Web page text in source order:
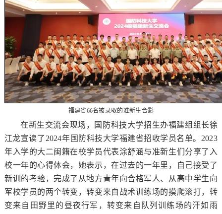
福建省66名被录取的准新生合影
在新生交流会现场，国防科技大学招生办福建组组长徐
江龙宣读了2024年国防科技大学福建省招收学员名单。2023
年入学的大二闽籍在校学员代表涂舒涵与准新生们分享了入
校一年的心得体会，她表示，在过去的一年里，自己接受了
新训的考验，完成了从地方青年向合格军人、从高中学生向
军校学员的两个转变，转变来自战术训练场的摸爬滚打，转
变来自田野里的昼夜行军，转变来自队列训练场的汗如雨